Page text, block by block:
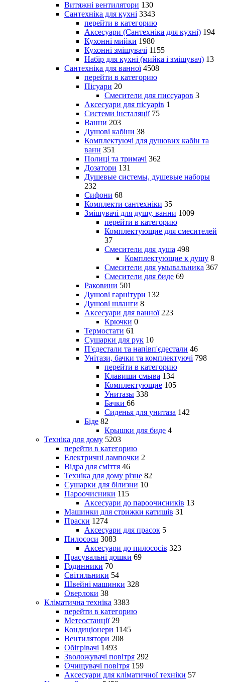
Витяжні вентилятори 130
Сантехніка для кухні 3343
перейти в категорию
Аксесуари (Сантехніка для кухні) 194
Кухонні мийки 1980
Кухонні змішувачі 1155
Набір для кухні (мийка і змішувач) 13
Сантехніка для ванної 4508
перейти в категорию
Пісуари 20
Смесители для писсуаров 3
Аксесуари для пісуарів 1
Системи інсталяції 75
Ванни 203
Душові кабіни 38
Комплектуючі для душових кабін та
ванн 351
Полиці та тримачі 362
Дозатори 131
Душевые системы, душевые наборы
232
Сифони 68
Комплекти сантехніки 35
Змішувачі для душу, ванни 1009
перейти в категорию
Комплектующие для смесителей
37
Смесители для душа 498
Комплектующие к душу 8
Смесители для умывальника 367
Смесители для биде 69
Раковини 501
Душові гарнітури 132
Душові шланги 8
Аксесуари для ванної 223
Крючки 0
Термостати 61
Сушарки для рук 10
П'єдестали та напівп'єдестали 46
Унітази, бачки та комплектуючі 798
перейти в категорию
Клавиши смыва 134
Комплектующие 105
Унитазы 338
Бачки 66
Сиденья для унитаза 142
Біде 82
Крышки для биде 4
Техніка для дому 5203
перейти в категорию
Електричні лампочки 2
Відра для сміття 46
Техніка для дому різне 82
Сушарки для білизни 10
Пароочисники 115
Аксесуари до пароочисників 13
Машинки для стрижки катишів 31
Праски 1274
Аксесуари для прасок 5
Пилососи 3083
Аксесуари до пилососів 323
Прасувальні дошки 69
Годинники 70
Світильники 54
Швейні машинки 328
Оверлоки 38
Кліматична техніка 3383
перейти в категорию
Метеостанції 29
Кондиціонери 1145
Вентилятори 208
Обігрівачі 1493
Зволожувачі повітря 292
Очищувачі повітря 159
Аксесуари для кліматичної техніки 57